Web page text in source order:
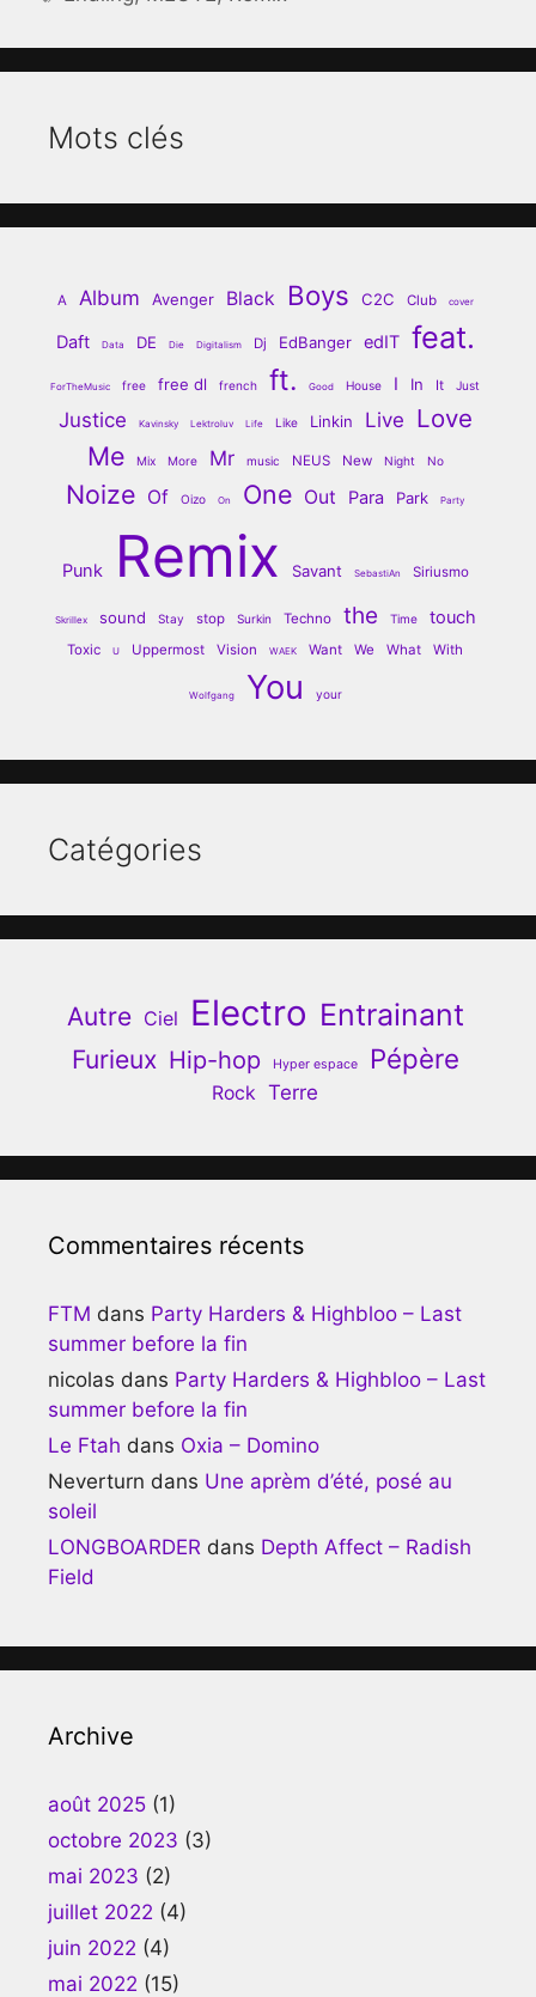
Mots clés
A Album Avenger Black Boys C2C Club cover
Daft Data DE Die Digitalism Dj EdBanger edIT feat.
ForTheMusic free free dl french ft. Good House I In It Just
Justice Kavinsky Lektroluv Life Like Linkin Live Love
Me Mix More Mr music NEUS New Night No
Noize Of Oizo On One Out Para Park Party
Punk Remix Savant SebastiAn Siriusmo
Skrillex sound Stay stop Surkin Techno the Time touch
Toxic U Uppermost Vision WAEK Want We What With
Wolfgang You your
Catégories
Autre Ciel Electro Entrainant
Furieux Hip-hop Hyper espace Pépère
Rock Terre
Commentaires récents
FTM dans Party Harders & Highbloo – Last
summer before la fin
nicolas dans Party Harders & Highbloo – Last
summer before la fin
Le Ftah dans Oxia – Domino
Neverturn dans Une aprèm d’été, posé au
soleil
LONGBOARDER dans Depth Affect – Radish
Field
Archive
août 2025 (1)
octobre 2023 (3)
mai 2023 (2)
juillet 2022 (4)
juin 2022 (4)
mai 2022 (15)